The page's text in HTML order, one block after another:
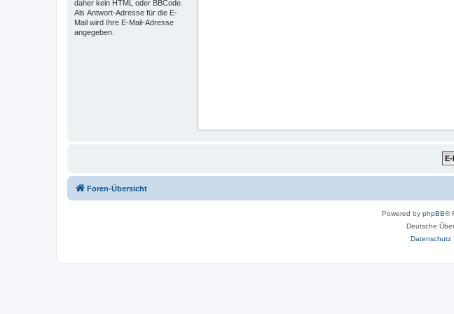
daher kein HTML oder BBCode.
Als Antwort-Adresse für die E-
Mail wird Ihre E-Mail-Adresse
angegeben.
Foren-Übersicht
Powered by phpBB®
Deutsche
Datenschutz|